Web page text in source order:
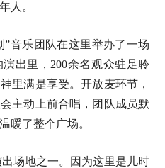
人。
”音乐团队在这里举办了一场
出里，200余名观众驻足聆
里满是享受。开放麦环节，
主动上前合唱，团队成员默
暖了整个广场。
场地之一。因为这里是儿时